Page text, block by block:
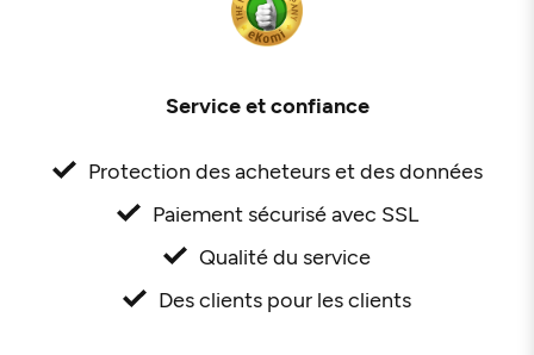
Service et confiance
Protection des acheteurs et des données
Paiement sécurisé avec SSL
Qualité du service
Des clients pour les clients